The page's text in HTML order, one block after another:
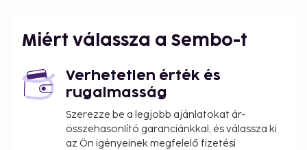
Miért válassza a Sembo-t
Verhetetlen érték és
rugalmasság
Szerezze be a legjobb ajánlatokat ár-
összehasonlító garanciánkkal, és válassza ki
az Ön igényeinek megfelelő fizetési